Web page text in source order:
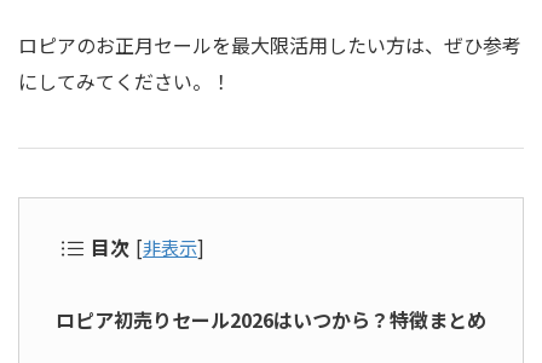
ロピアのお正月セールを最大限活用したい方は、ぜひ参考
にしてみてください。！
目次 [非表示]
ロピア初売りセール2026はいつから？特徴まとめ